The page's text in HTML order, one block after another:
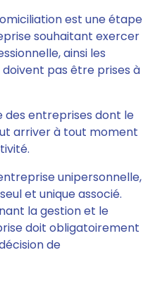
est une étape
souhaitant exercer
ainsi les
pas être prises à
des entreprises dont le
arriver à tout moment
.
unipersonnelle,
et unique associé.
la gestion et le
doit obligatoirement
de